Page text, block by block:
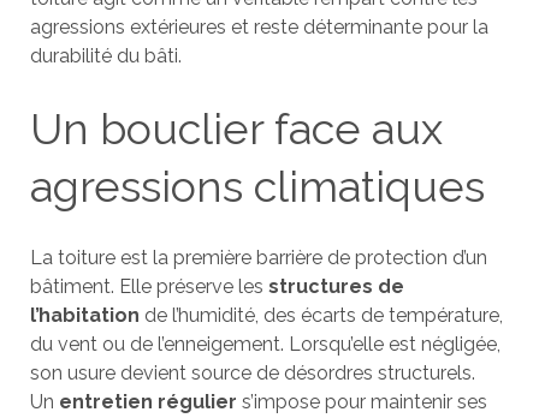
agressions extérieures et reste déterminante pour la
durabilité du bâti.
Un bouclier face aux
agressions climatiques
La toiture est la première barrière de protection d’un
bâtiment. Elle préserve les structures de
l’habitation de l’humidité, des écarts de température,
du vent ou de l’enneigement. Lorsqu’elle est négligée,
son usure devient source de désordres structurels.
Un entretien régulier s’impose pour maintenir ses